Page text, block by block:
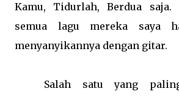
Kamu, Tidurlah, Berdua saja.
semua lagu mereka saya
menyanyikannya dengan gitar.
Salah satu yang